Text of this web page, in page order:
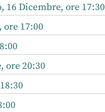
16 Dicembre, ore 17:30
ore 17:00
ore 20:30